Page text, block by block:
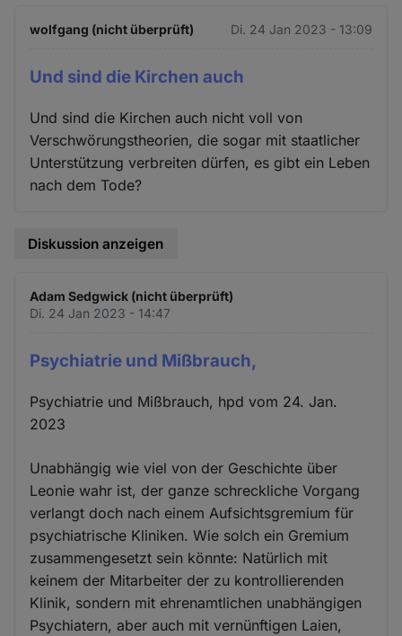
wolfgang (nicht überprüft) Di. 24 Jan 2023 - 13:09
Und sind die Kirchen auch
Und sind die Kirchen auch nicht voll von
Verschwörungstheorien, die sogar mit staatlicher
Unterstützung verbreiten dürfen, es gibt ein Leben
nach dem Tode?
Diskussion anzeigen
Adam Sedgwick (nicht überprüft)
Di. 24 Jan 2023 - 14:47
Psychiatrie und Mißbrauch,
Psychiatrie und Mißbrauch, hpd vom 24. Jan.
2023
Unabhängig wie viel von der Geschichte über
Leonie wahr ist, der ganze schreckliche Vorgang
verlangt doch nach einem Aufsichtsgremium für
psychiatrische Kliniken. Wie solch ein Gremium
zusammengesetzt sein könnte: Natürlich mit
keinem der Mitarbeiter der zu kontrollierenden
Klinik, sondern mit ehrenamtlichen unabhängigen
Psychiatern, aber auch mit vernünftigen Laien,